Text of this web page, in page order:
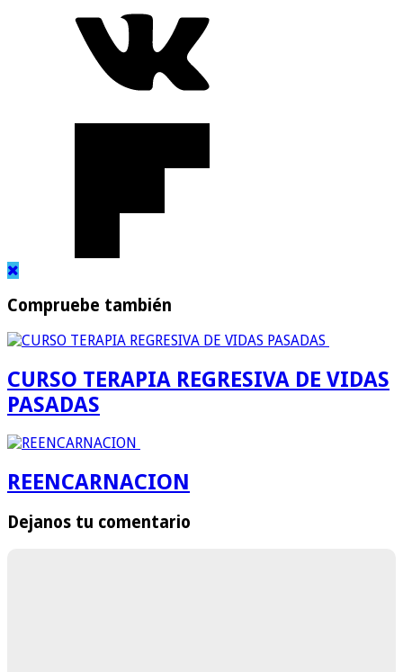
Compruebe también
CURSO TERAPIA REGRESIVA DE VIDAS
PASADAS
REENCARNACION
Dejanos tu comentario